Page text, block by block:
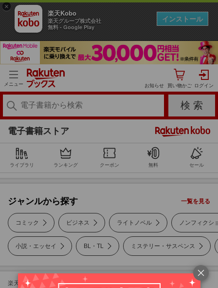
×
楽天Kobo
楽天グループ株式会社
無料 - Google Play
インストール
メニュー お知らせ
電子書籍ストア
ライブラリ ランキング クーポン 無料 セール
ジャンルから探す 一覧を見る
コミック ビジネス ライトノベル ノンフィクシ
小説・エッセイ BL・TL ミステリー・サスペンス
コミック
小説・エッセイ
ビジネス
BL・TL
ミステリー・サスペンス
ノンフィクション
美容・暮らし
楽天Koboも対象！